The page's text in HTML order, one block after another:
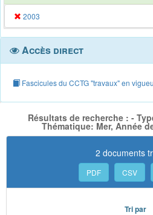
2003
Accès direct
Fascicules du CCTG "travaux" en
Résultats de recherche : -
Thématique: Mer, Année
2 documents
PDF CSV
Tri par